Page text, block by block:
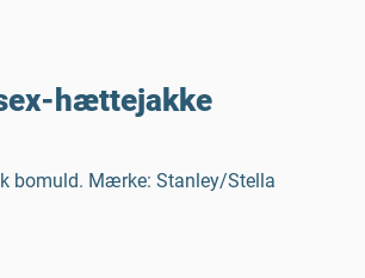
hættejakke
bomuld. Mærke: Stanley/Stella